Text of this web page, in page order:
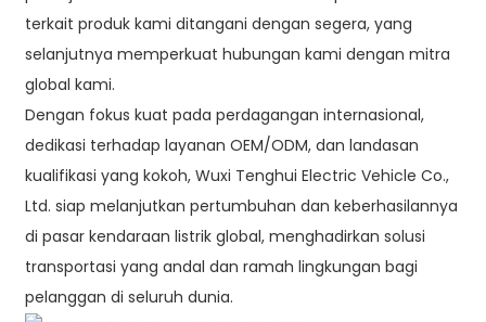
terkait produk kami ditangani dengan segera, yang
selanjutnya memperkuat hubungan kami dengan mitra
global kami.
Dengan fokus kuat pada perdagangan internasional,
dedikasi terhadap layanan OEM/ODM, dan landasan
kualifikasi yang kokoh, Wuxi Tenghui Electric Vehicle Co.,
Ltd. siap melanjutkan pertumbuhan dan keberhasilannya
di pasar kendaraan listrik global, menghadirkan solusi
transportasi yang andal dan ramah lingkungan bagi
pelanggan di seluruh dunia.